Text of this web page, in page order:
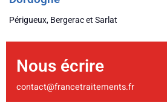
Périgueux, Bergerac et Sarlat
Nous écrire
contact@francetraitements.fr